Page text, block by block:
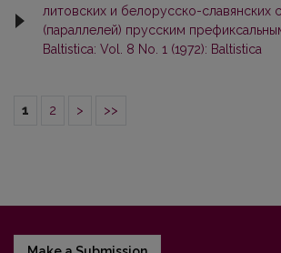
литовских и белорусско-славянских
(параллелей) прусским
Baltistica: Vol. 8 No. 1 (1972): Baltistica
1 2 > >>